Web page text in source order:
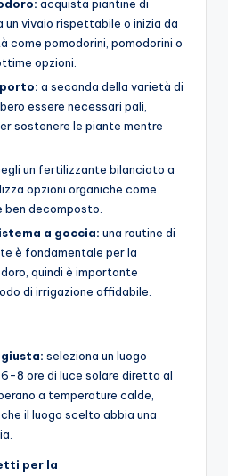
acquista piantine di
un vivaio rispettabile o inizia da
come pomodorini, pomodorini o
opzioni.
a seconda della varietà di
essere necessari pali,
sostenere le piante mentre
un fertilizzante bilanciato a
opzioni organiche come
ben decomposto.
a goccia: una routine di
è fondamentale per la
quindi è importante
di irrigazione affidabile.
giusta: seleziona un luogo
8 ore di luce solare diretta al
a temperature calde,
il luogo scelto abbia una
per la